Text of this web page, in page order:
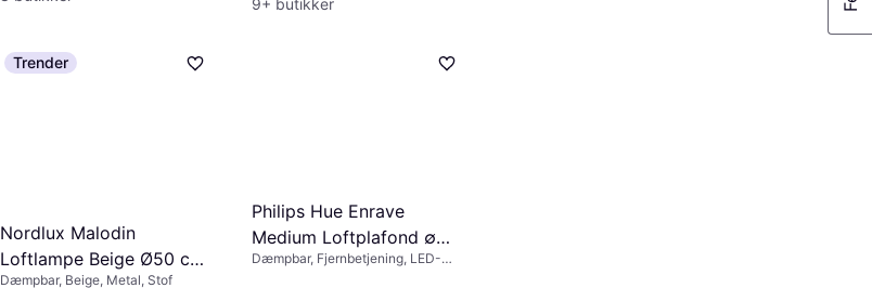
9+ butikker
Trender
Nordlux Malodin
Loftlampe Beige Ø50 cm
Dæmpbar, Beige, Metal, Stof
Philips Hue Enrave
Medium Loftplafond ∅
38.1cm
Dæmpbar, Fjernbetjening, LED-